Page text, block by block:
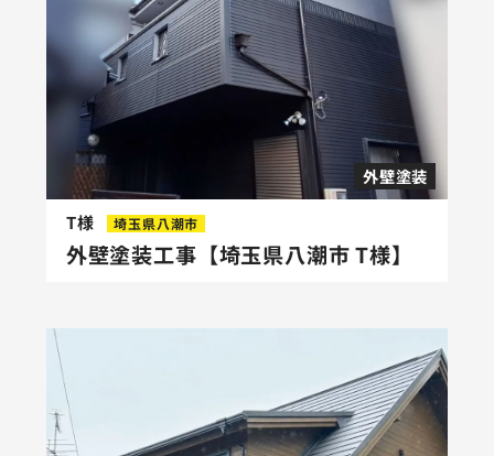
外壁塗装
T様 埼玉県八潮市
外壁塗装工事【埼玉県八潮市 T様】